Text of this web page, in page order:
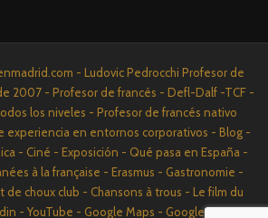
- Ludovic Pedrocchi Profesor de
2007 - Profesor de francés - Defl-Dalf -TCF -
los niveles - Profesor de francés nativo
experiencia en entornos corporativos - Blog -
- Ciné - Exposición - Qué pasa en España -
à la française - Erasmus - Gastronomie -
de choux club - Chansons à trous - Le film du
- YouTube - Google Maps - Google News -